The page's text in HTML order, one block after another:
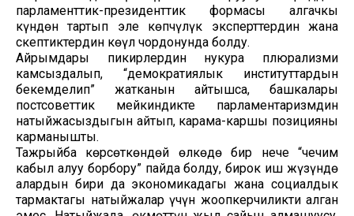
парламенттик-президенттик формасы алгачкы
күндөн тартып эле көпчүлүк эксперттердин жана
скептиктердин көңүл чордонунда болду.
Айрымдары пикирлердин нукура плюрализми
камсыздалып, “демократиялык институттардын
бекемделип” жатканын айтышса, башкалары
постсоветтик мейкиндикте парламентаризмдин
натыйжасыздыгын айтып, карама-каршы позицияны
карманышты.
Тажрыйба көрсөткөндөй өлкөдө бир нече “чечим
кабыл алуу борбору” пайда болду, бирок иш жүзүндө
алардын бири да экономикадагы жана социалдык
тармактагы натыйжалар үчүн жоопкерчиликти алган